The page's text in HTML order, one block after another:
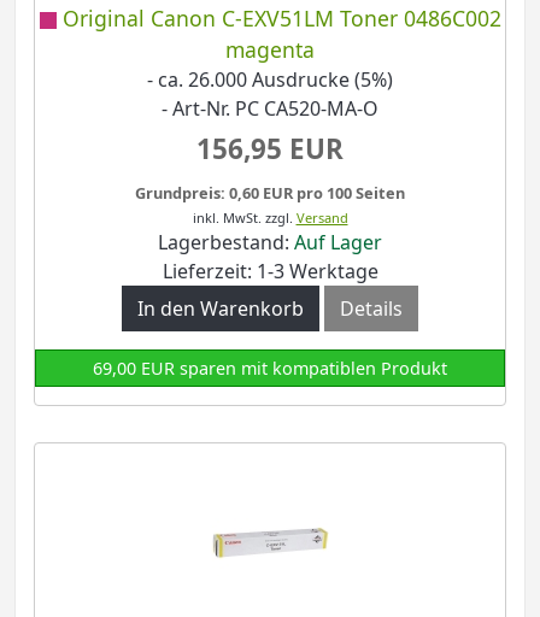
Original Canon C-EXV51LM Toner 0486C002
magenta
- ca. 26.000 Ausdrucke (5%)
- Art-Nr. PC CA520-MA-O
156,95 EUR
Grundpreis: 0,60 EUR pro 100 Seiten
inkl. MwSt. zzgl. Versand
Lagerbestand: Auf Lager
Lieferzeit: 1-3 Werktage
In den Warenkorb
Details
69,00 EUR sparen mit kompatiblen Produkt